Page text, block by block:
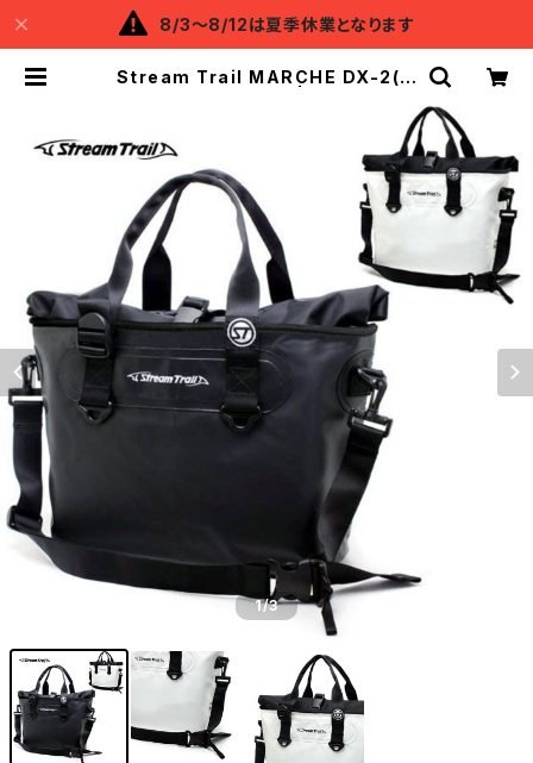
8/3～8/12は夏季休業となります
Stream Trail MARCHE DX-2(マ
1/3